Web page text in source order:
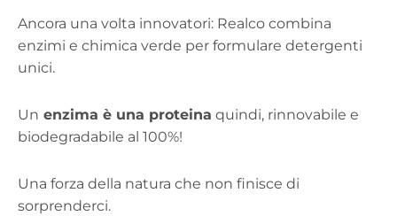
Ancora una volta innovatori: Realco combina
enzimi e chimica verde per formulare detergenti
unici.
Un enzima è una proteina quindi, rinnovabile e
biodegradabile al 100%!
Una forza della natura che non finisce di
sorprenderci.